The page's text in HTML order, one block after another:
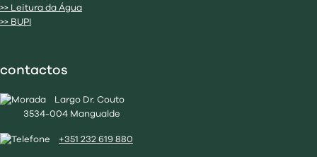
>> Leitura da Água
>> BUPI
contactos
Largo Dr. Couto
3534-004 Mangualde
+351 232 619 880